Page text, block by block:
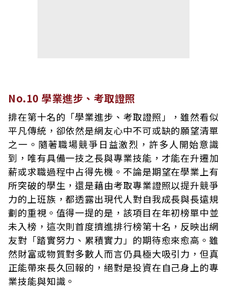
No.10 學業進步、考取證照
排在第十名的「學業進步、考取證照」，雖然看似
平凡傳統，卻依然是網友心中不可或缺的願望清單
之一。隨著職場競爭日益激烈，許多人開始意識
到，唯有具備一技之長與專業技能，才能在升遷加
薪或求職過程中占得先機。不論是期望在學業上有
所突破的學生，還是藉由考取專業證照以提升競爭
力的上班族，都透露出現代人對自我成長與長遠規
劃的重視。值得一提的是，該項目在年初榜單中並
未入榜，這次則首度擠進排行榜第十名，反映出網
友對「踏實努力、累積實力」的期待愈來愈高。雖
然財富或物質對多數人而言仍具極大吸引力，但真
正能帶來長久回報的，絕對是投資在自己身上的專
業技能與知識。